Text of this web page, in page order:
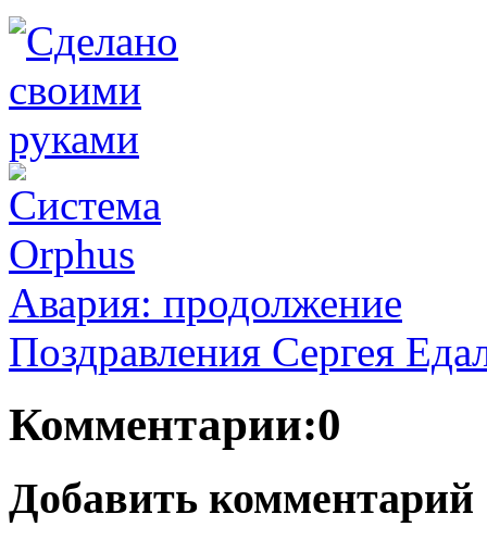
Авария: продолжение
Поздравления Сергея
Комментарии:0
Добавить комментарий